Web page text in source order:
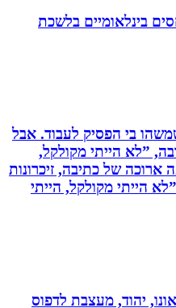
בלשכת
בי הפסיק לעבוד. אבל
הייתי מקולקל,
של כתיבה, זיכרונות
מקולקל, הייתי
יהוד, מעצבת לדפוס